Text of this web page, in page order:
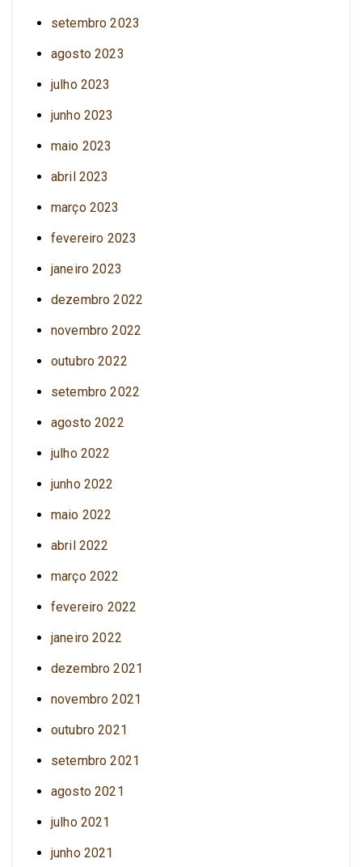
setembro 2023
agosto 2023
julho 2023
junho 2023
maio 2023
abril 2023
março 2023
fevereiro 2023
janeiro 2023
dezembro 2022
novembro 2022
outubro 2022
setembro 2022
agosto 2022
julho 2022
junho 2022
maio 2022
abril 2022
março 2022
fevereiro 2022
janeiro 2022
dezembro 2021
novembro 2021
outubro 2021
setembro 2021
agosto 2021
julho 2021
junho 2021